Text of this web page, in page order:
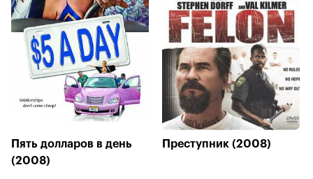
Пять долларов в день
(2008)
Преступник (2008)